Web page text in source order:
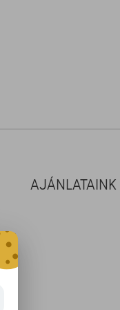
AJÁNLATAINK